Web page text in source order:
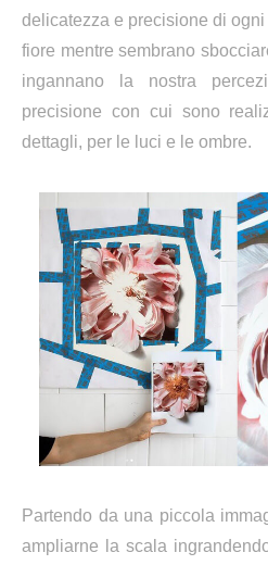
delicatezza e precisione di ogni
fiore mentre sembrano
ingannano la nostra
precisione con cui sono
dettagli, per le luci e le ombre.
Partendo da una piccola
ampliarne la scala